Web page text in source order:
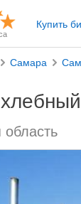
Купить
Самара